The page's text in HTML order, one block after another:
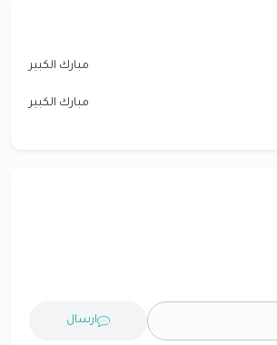
مبارك الكبير
مبارك الكبير
ارسال